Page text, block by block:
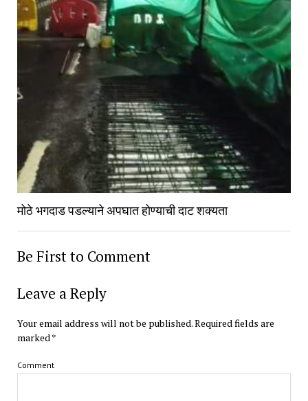
मोठे भगदाड पडल्याने अपघात होण्याची दाट शक्यता
Be First to Comment
Leave a Reply
Your email address will not be published.Required fields are
marked*
Comment